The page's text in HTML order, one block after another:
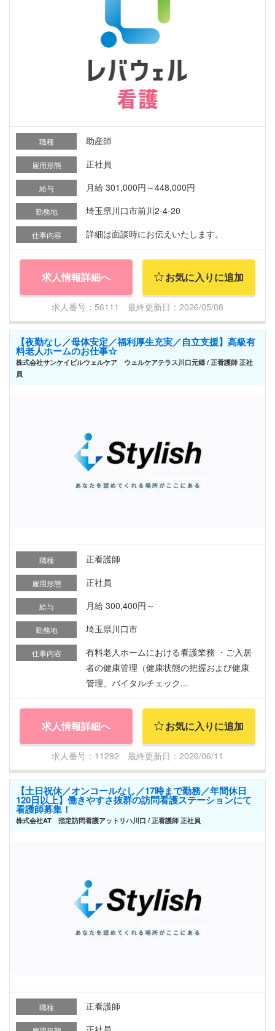
職種 助産師
雇用形態 正社員
給与 月給 301,000円～448,000円
勤務地 埼玉県川口市前川2-4-20
仕事内容 詳細は面談時にお伝えいたします。
求人情報詳細へ お気に入りに追加
求人番号：56111 最終更新日：2026/05/08
【夜勤なし／母体安定／福利厚生充実／自立支援】高級有
料老人ホームのお仕事☆
株式会社サンケイビルウェルケア ウェルケアテラス川口元郷 / 正看護師 正社
員
職種 正看護師
雇用形態 正社員
給与 月給 300,400円～
勤務地 埼玉県川口市
仕事内容
有料老人ホームにおける看護業務 ・ご入居
者の健康管理（健康状態の把握および健康
管理、バイタルチェック...
求人情報詳細へ お気に入りに追加
求人番号：11292 最終更新日：2026/06/11
【土日祝休／オンコールなし／17時まで勤務／年間休日
120日以上】働きやすさ抜群の訪問看護ステーションにて
看護師募集！
株式会社AT 指定訪問看護アットリハ川口 / 正看護師 正社員
職種 正看護師